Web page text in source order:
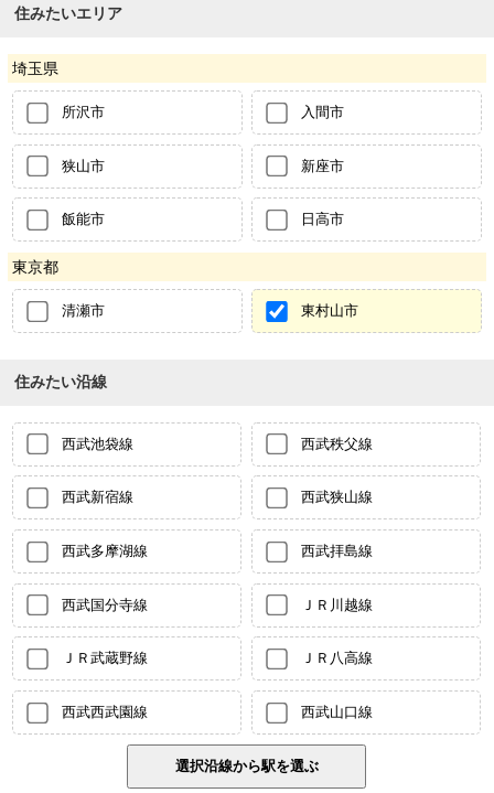
住みたいエリア
埼玉県
所沢市 入間市
狭山市 新座市
飯能市 日高市
東京都
清瀬市 東村山市
住みたい沿線
西武池袋線 西武秩父線
西武新宿線 西武狭山線
西武多摩湖線 西武拝島線
西武国分寺線 ＪＲ川越線
ＪＲ武蔵野線 ＪＲ八高線
西武西武園線 西武山口線